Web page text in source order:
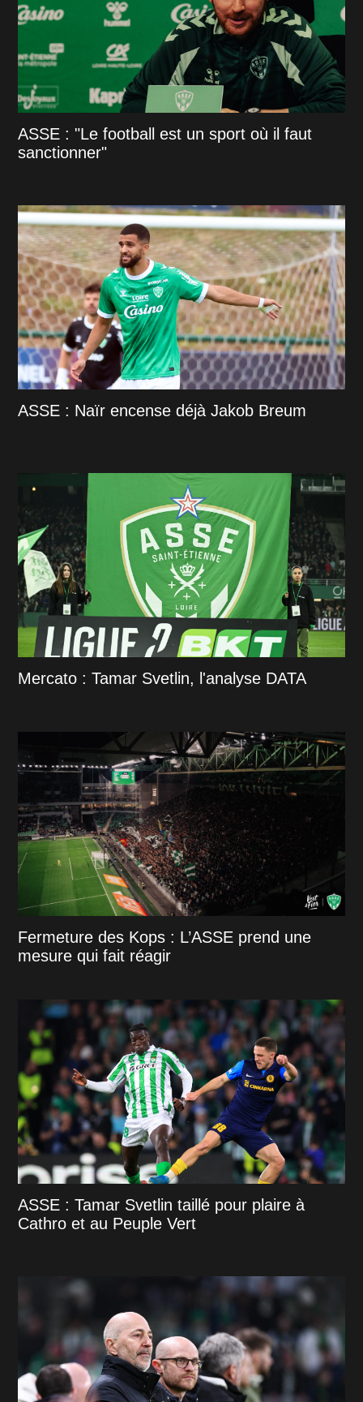
ASSE : "Le football est un sport où il faut
sanctionner"
ASSE : Naïr encense déjà Jakob Breum
Mercato : Tamar Svetlin, l'analyse DATA
Fermeture des Kops : L’ASSE prend une
mesure qui fait réagir
ASSE : Tamar Svetlin taillé pour plaire à
Cathro et au Peuple Vert